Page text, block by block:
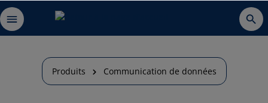
Produits Communication de données